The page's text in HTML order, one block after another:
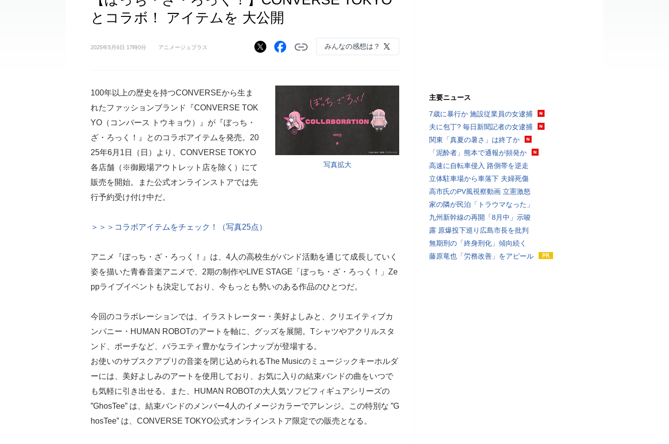
とコラボ！ アイテムを 大公開
2025年5月6日 17時0分 アニメージュプラス みんなの感想は？
写真拡大
100年以上の歴史を持つCONVERSEから生ま
れたファッションブランド『CONVERSE TOK
YO（コンバース トウキョウ）』が『ぼっち・
ざ・ろっく！』とのコラボアイテムを発売。20
25年6月1日（日）より、CONVERSE TOKYO
各店舗（※御殿場アウトレット店を除く）にて
販売を開始。また公式オンラインストアでは先
行予約受け付け中だ。
＞＞＞コラボアイテムをチェック！（写真25点）
アニメ『ぼっち・ざ・ろっく！』は、4人の高校生がバンド活動を通じて成長していく
姿を描いた青春音楽アニメで、2期の制作やLIVE STAGE「ぼっち・ざ・ろっく！」Ze
ppライブイベントも決定しており、今もっとも勢いのある作品のひとつだ。
今回のコラボレーションでは、イラストレーター・美好よしみと、クリエイティブカ
ンパニー・HUMAN ROBOTのアートを軸に、グッズを展開。Tシャツやアクリルスタ
ンド、ポーチなど、バラエティ豊かなラインナップが登場する。
お使いのサブスクアプリの音楽を閉じ込められるThe Musicのミュージックキーホルダ
ーには、美好よしみのアートを使用しており、お気に入りの結束バンドの曲をいつで
も気軽に引き出せる。また、HUMAN ROBOTの大人気ソフビフィギュアシリーズの
”GhosTee” は、結束バンドのメンバー4人のイメージカラーでアレンジ。この特別な ”G
hosTee” は、CONVERSE TOKYO公式オンラインストア限定での販売となる。
主要ニュース
7歳に暴行か 施設従業員の女逮捕
夫に包丁? 毎日新聞記者の女逮捕
関東「真夏の暑さ」は終了か
「泥酔者」熊本で通報が頻発か
高速に自転車侵入 路側帯を逆走
立体駐車場から車落下 夫婦死傷
高市氏のPV風視察動画 立憲激怒
家の隣が民泊「トラウマなった」
九州新幹線の再開「8月中」示唆
露 原爆投下巡り広島市長を批判
無期刑の「終身刑化」傾向続く
藤原竜也「労務改善」をアピール